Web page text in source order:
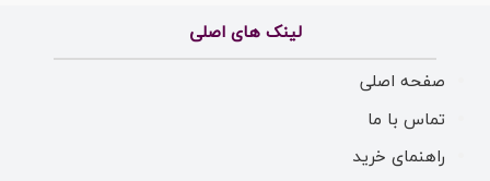
لینک های اصلی
صفحه اصلی
تماس با ما
راهنمای خرید